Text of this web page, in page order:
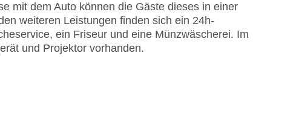
mit dem Auto können die Gäste dieses in einer
weiteren Leistungen finden sich ein 24h-
ein Friseur und eine Münzwäscherei. Im
und Projektor vorhanden.